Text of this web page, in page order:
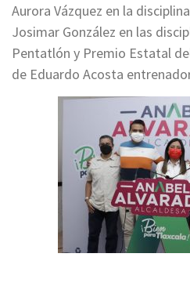
Aurora Vázquez en la
Josimar González en las
Pentatlón y Premio Estatal
de Eduardo Acosta